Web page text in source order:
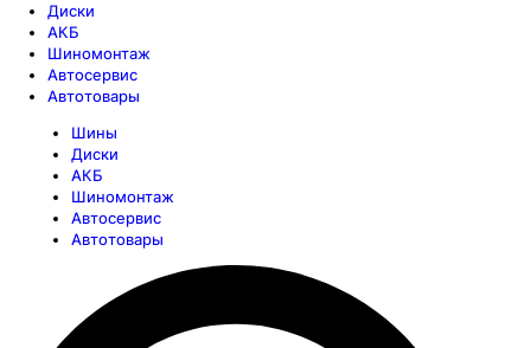
Диски
АКБ
Шиномонтаж
Автосервис
Автотовары
Шины
Диски
АКБ
Шиномонтаж
Автосервис
Автотовары